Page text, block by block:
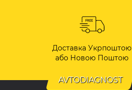
Доставка Укрпоштою
або Новою Поштою
AVTODIAGNOST